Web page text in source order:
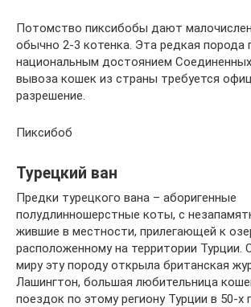
Потомство пиксибобы дают
обычно 2-3 котенка. Эта редкая порода
национальным достоянием
вывоза кошек из страны требуется
разрешение.
Пиксибоб
Турецкий ван
Предки турецкого вана – аборигенные
полудлинношерстные коты, с
жившие в местности, прилегающей к
расположенному на территории Турции.
миру эту породу открыла британская
Лашингтон, большая любительница
поездок по этому региону Турции в 50-х